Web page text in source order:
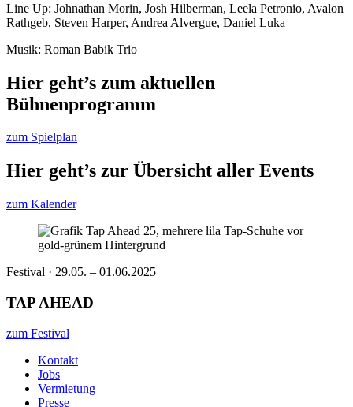
Line Up: Johnathan Morin, Josh Hilberman, Leela Petronio, Avalon
Rathgeb, Steven Harper, Andrea Alvergue, Daniel Luka
Musik: Roman Babik Trio
Hier geht’s zum aktuellen
Bühnenprogramm
zum Spielplan
Hier geht’s zur Übersicht aller Events
zum Kalender
Festival · 29.05. – 01.06.2025
TAP AHEAD
zum Festival
Kontakt
Jobs
Vermietung
Presse